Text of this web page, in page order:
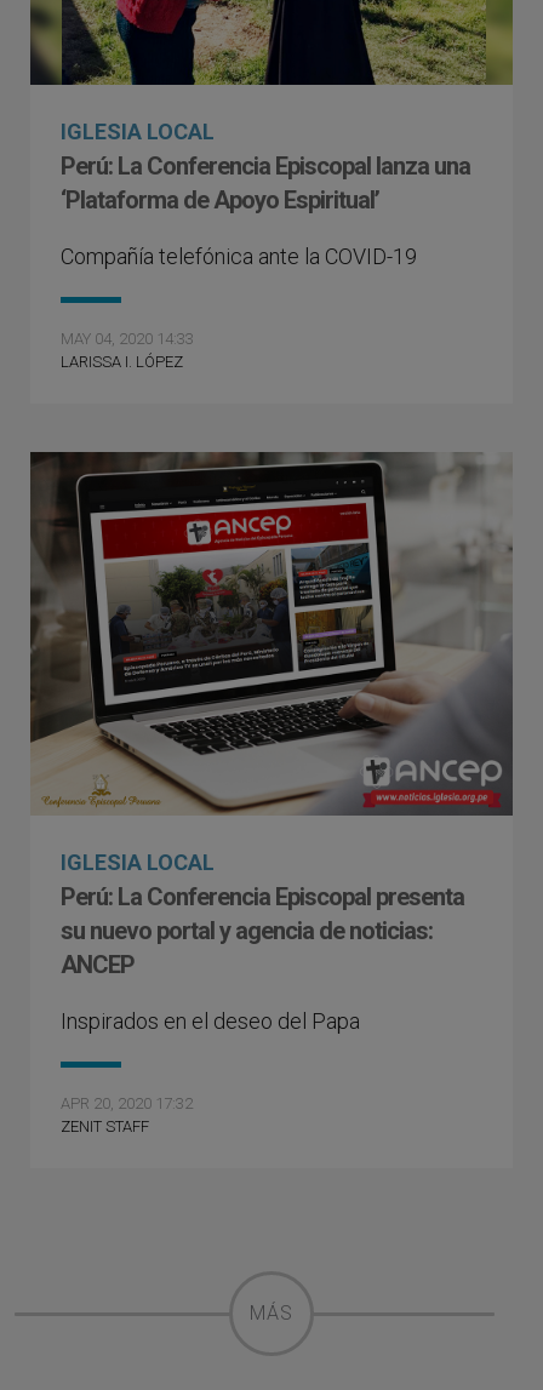
IGLESIA LOCAL
Perú: La Conferencia Episcopal lanza una
‘Plataforma de Apoyo Espiritual’
Compañía telefónica ante la COVID-19
MAY 04, 2020 14:33
LARISSA I. LÓPEZ
IGLESIA LOCAL
Perú: La Conferencia Episcopal presenta
su nuevo portal y agencia de noticias:
ANCEP
Inspirados en el deseo del Papa
APR 20, 2020 17:32
ZENIT STAFF
MÁS